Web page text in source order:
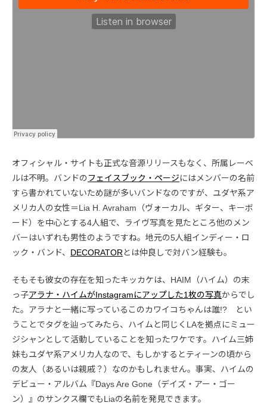
オフィシャル・サイトも正式な音源リリースもなく、所属レーベ
ルは不明。バンドの フェイスブック・ページにはメンバーの名前
すら書かれていないため謎が多いバンドなのですが、ユダヤ系ア
メリカ人の女性＝Lia H. Avraham（ヴォーカル、ギター、キーボ
ード）を中心とする4人組で、ライヴ写真を見たところ他のメン
バーはいずれも男性のようですね。地元の5人組インディー・ロ
ック・バンド、 DECORATORとは仲良しで対バン経験も。
そもそも彼女の存在を知ったキッカケは、HAIM（ハイム）の末
っ子アラナ・ハイムがInstagramにアップした1枚の写真からでし
た。アラナと一緒に写っているこのカワイコちゃんは誰!? とい
うことでタグを辿ってみたら、ハイムと同じくLAを拠点にミュー
ジシャンとして活動していることを知ったワケです。ハイム三姉
妹もユダヤ系アメリカ人なので、もしかするとティーンの頃から
の友人（あるいは親戚？）なのかもしれません。事実、ハイムの
デビュー・アルバム『Days Are Gone（デイズ・アー・ゴー
ン）』のサンクス欄でもLiaの名前を発見できます。